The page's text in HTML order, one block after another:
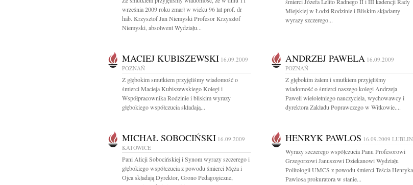
września 2009 roku zmarł w wieku 96 lat prof. dr
hab. Krzysztof Jan Niemyski Profesor Krzysztof
Niemyski, absolwent Wydziału...
Miejskiej w Łodzi Rodzinie i Bliskim składamy
wyrazy szczerego...
MACIEJ KUBISZEWSKI 16.09.2009
POZNAŃ
Z głębokim smutkiem przyjęliśmy wiadomość o
śmierci Macieja Kubiszewskiego Kolegi i
Współpracownika Rodzinie i bliskim wyrazy
głębokiego współczucia składają...
ANDRZEJ PAWELA 16.09.2009
POZNAŃ
Z głębokim żalem i smutkiem przyjęliśmy
wiadomość o śmierci naszego kolegi Andrzeja
Paweli wieloletniego nauczyciela, wychowawcy i
dyrektora Zakładu Poprawczego w Witkowie....
MICHAŁ SOBOCIŃSKI 16.09.2009
KATOWICE
Pani Alicji Sobocińskiej i Synom wyrazy szczerego i
głębokiego współczucia z powodu śmierci Męża i
Ojca składają Dyrektor, Grono Pedagogiczne,
HENRYK PAWLOS 16.09.2009 LUBLIN
Wyrazy szczerego współczucia Panu Profesorowi
Grzegorzowi Januszowi Dziekanowi Wydziału
Politologii UMCS z powodu śmierci Teścia Henryka
Pawlosa prokuratora w stanie...